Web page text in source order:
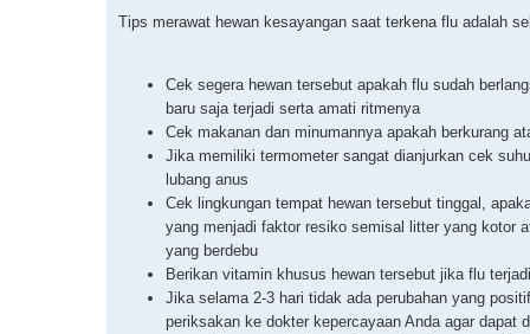
Tips merawat hewan kesayangan saat terkena flu adalah
Cek segera hewan tersebut apakah flu sudah
baru saja terjadi serta amati ritmenya
Cek makanan dan minumannya apakah berkurang
Jika memiliki termometer sangat dianjurkan cek
lubang anus
Cek lingkungan tempat hewan tersebut tinggal,
yang menjadi faktor resiko semisal litter yang kotor
yang berdebu
Berikan vitamin khusus hewan tersebut jika flu terjadi
Jika selama 2-3 hari tidak ada perubahan yang
periksakan ke dokter kepercayaan Anda agar dapat